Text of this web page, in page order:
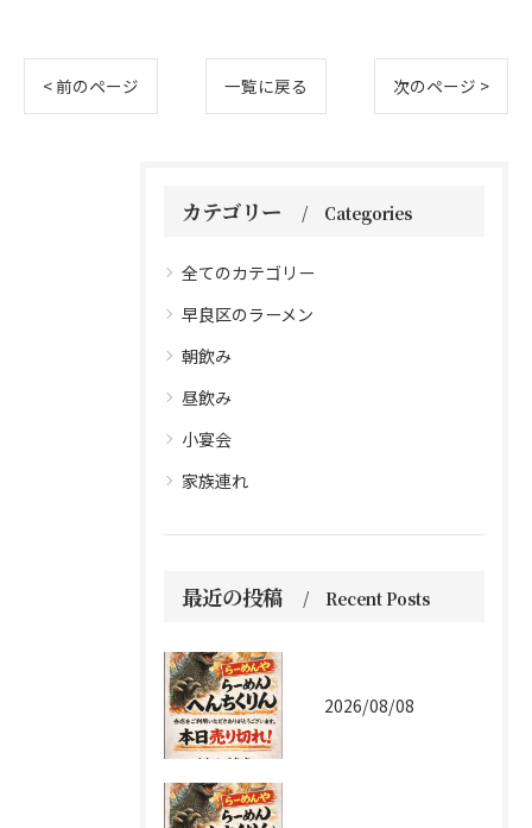
< 前のページ 一覧に戻る 次のページ >
カテゴリー Categories
全てのカテゴリー
早良区のラーメン
朝飲み
昼飲み
小宴会
家族連れ
最近の投稿 Recent Posts
2026/08/08